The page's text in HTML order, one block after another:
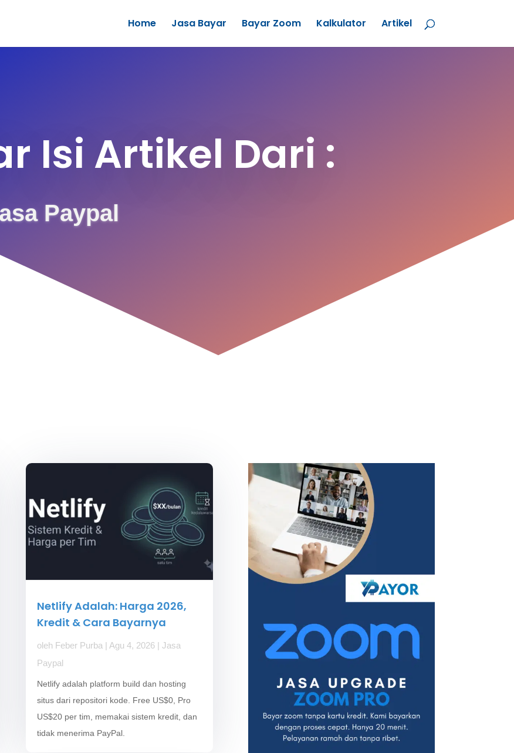
Home Jasa Bayar Bayar Zoom Kalkulator Artikel
Isi Artikel Dari :
Paypal
Netlify Adalah: Harga 2026,
Kredit & Cara Bayarnya
oleh Feber Purba | Agu 4, 2026 |Jasa
Paypal
Netlify adalah platform build dan hosting
situs dari repositori kode. Free US$0, Pro
US$20 per tim, memakai sistem kredit, dan
tidak menerima PayPal.